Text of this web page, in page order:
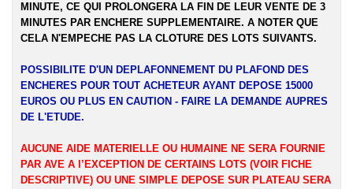
MINUTE, CE QUI PROLONGERA LA FIN DE LEUR VENTE DE 3
MINUTES PAR ENCHERE SUPPLEMENTAIRE. A NOTER QUE
CELA N'EMPECHE PAS LA CLOTURE DES LOTS SUIVANTS.
POSSIBILITE D'UN DEPLAFONNEMENT DU PLAFOND DES
ENCHERES POUR TOUT ACHETEUR AYANT DEPOSE 15000
EUROS OU PLUS EN CAUTION - FAIRE LA DEMANDE AUPRES
DE L'ETUDE.
AUCUNE AIDE MATERIELLE OU HUMAINE NE SERA FOURNIE
PAR AVE A l’EXCEPTION DE CERTAINS LOTS (VOIR FICHE
DESCRIPTIVE) OU UNE SIMPLE DEPOSE SUR PLATEAU SERA